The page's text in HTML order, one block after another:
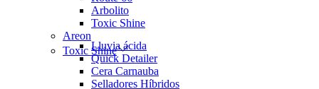
Arbolito
Toxic Shine
Areon
Toxic ShineLluvia ácida
Quick Detailer
Cera Carnauba
Selladores Híbridos